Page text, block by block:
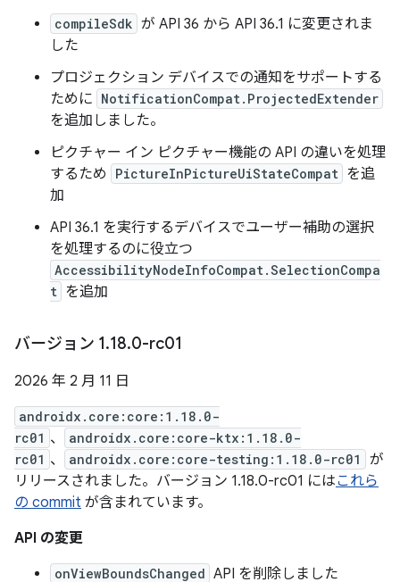
compileSdk が API 36 から API 36.1 に変更されま
した
プロジェクション デバイスでの通知をサポートする
ために NotificationCompat.ProjectedExtender
を追加しました。
ピクチャー イン ピクチャー機能の API の違いを処理
するため
PictureInPictureUiStateCompat を追
加
API 36.1 を実行するデバイスでユーザー補助の選択
を処理するのに役立つ
AccessibilityNodeInfoCompat.SelectionCompa
t を追加
バージョン 1.18.0-rc01
2026 年 2 月 11 日
androidx.core:core:1.18.0-
rc01 、
androidx.core:core-ktx:1.18.0-
rc01 、 androidx.core:core-testing:1.18.0-rc01
が
リリースされました。バージョン 1.18.0-rc01 にはこれら
の commit が含まれています。
API の変更
onViewBoundsChanged API を削除しました